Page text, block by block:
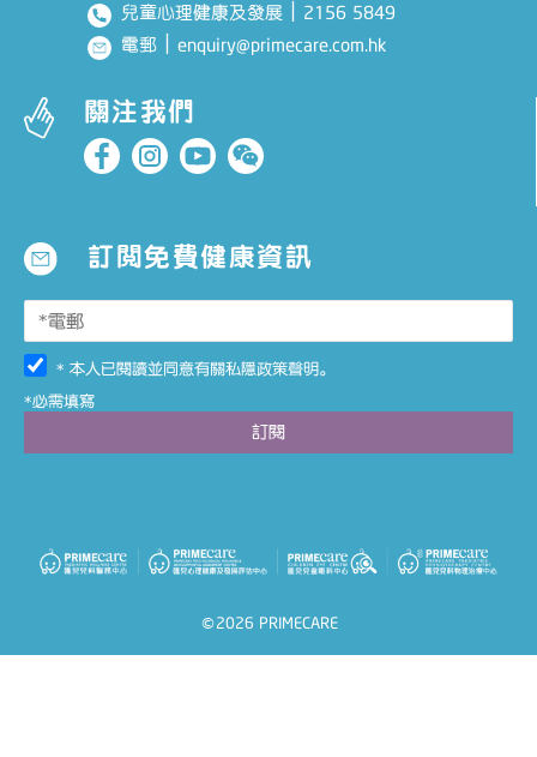
兒童心理健康及發展 2156 5849
電郵 ｜enquiry@primecare.com.hk
關注我們
訂閱免費健康資訊
* 本人已閱讀並同意有關私隱政策聲明。
*必需填寫
©2026 PRIMECARE